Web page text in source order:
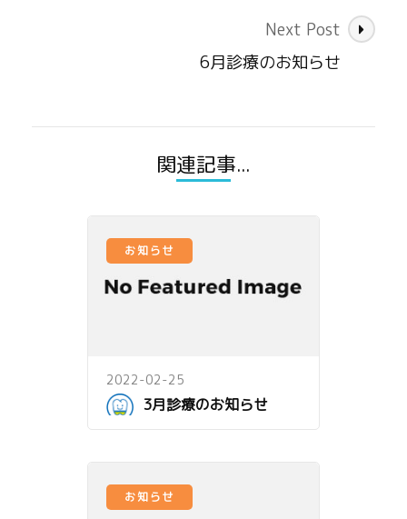
Next Post
6月診療のお知らせ
関連記事...
お知らせ
2022-02-25
3月診療のお知らせ
お知らせ